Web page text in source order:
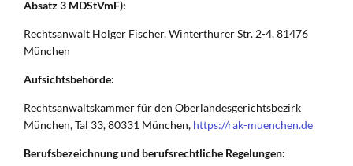
Absatz 3 MDStVmF):
Rechtsanwalt Holger Fischer, Winterthurer Str. 2-4, 81476
München
Aufsichtsbehörde:
Rechtsanwaltskammer für den Oberlandesgerichtsbezirk
München, Tal 33, 80331 München, https://rak-muenchen.de
Berufsbezeichnung und berufsrechtliche Regelungen: